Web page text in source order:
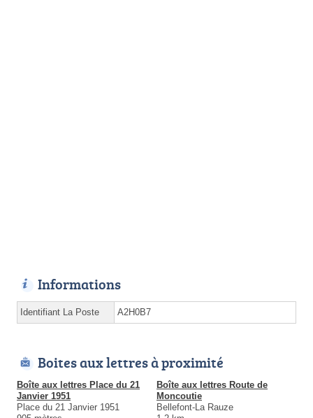
Informations
Identifiant La Poste A2H0B7
Boites aux lettres à proximité
Boîte aux lettres Place du 21
Janvier 1951
Place du 21 Janvier 1951
Boîte aux lettres Route de
Moncoutie
Bellefont-La Rauze